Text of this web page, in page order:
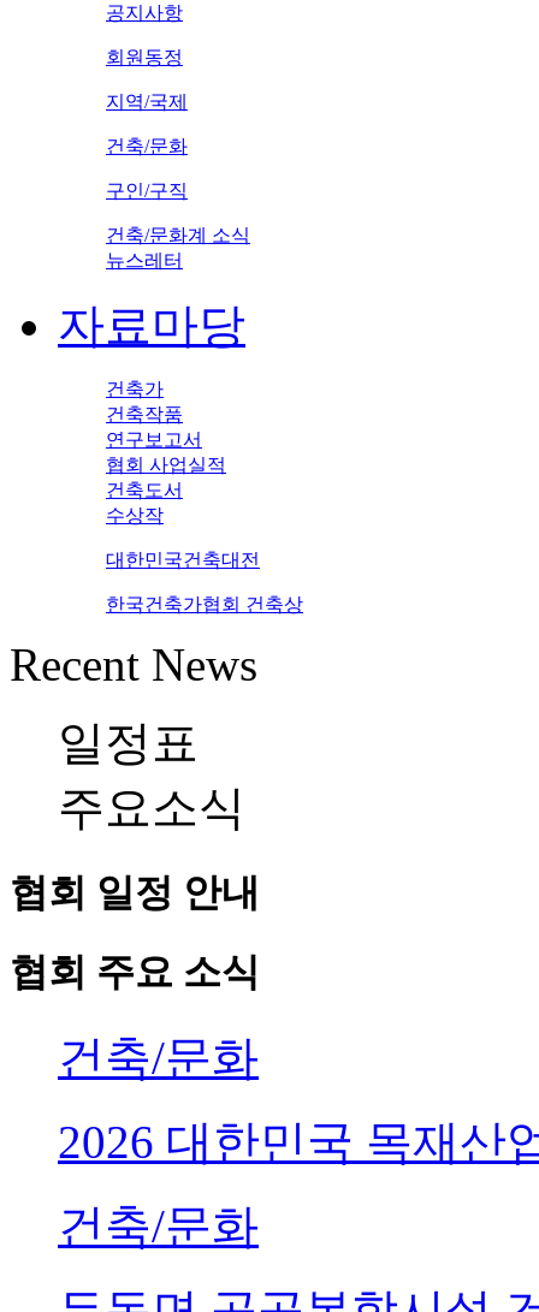
공지사항
회원동정
지역/국제
건축/문화
구인/구직
건축/문화계 소식
뉴스레터
자료마당
건축가
건축작품
연구보고서
협회 사업실적
건축도서
수상작
대한민국건축대전
한국건축가협회 건축상
Recent News
일정표
주요소식
협회 일정 안내
협회 주요 소식
건축/문화
2026 대한민국 목재산
건축/문화